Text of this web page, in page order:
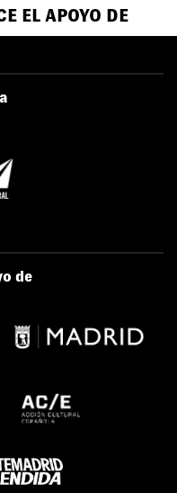
EL APOYO DE
de